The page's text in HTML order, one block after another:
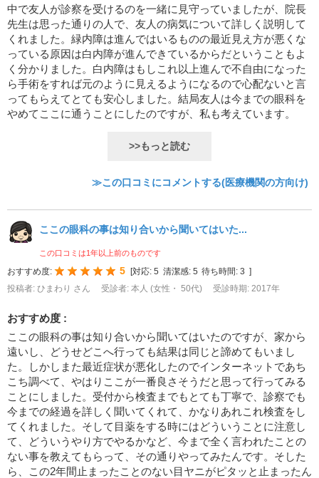
中で友人が診察を受けるのを一緒に見守っていましたが、院長
先生は思った通りの人で、友人の病気について詳しく説明して
くれました。緑内障は進んではいるものの最近見え方が悪くな
っている原因は白内障が進んできているからだということもよ
く分かりました。白内障はもしこれ以上進んで不自由になった
ら手術をすれば元のように見えるようになるので心配ないと言
ってもらえてとても安心しました。結局友人は今までの眼科を
やめてここに通うことにしたのですが、私も考えています。
>>もっと読む
≫この口コミにコメントする(医療機関の方向け)
ここの眼科の事は知り合いから聞いてはいた...
この口コミは1年以上前のものです
おすすめ度: 5 [対応: 5 清潔感: 5 待ち時間: 3 ]
投稿者: ひまわり さん
受診者: 本人 (女性・ 50代) 受診時期: 2017年
おすすめ度 :
ここの眼科の事は知り合いから聞いてはいたのですが、家から
遠いし、どうせどこへ行っても結果は同じと諦めてもいまし
た。しかしまた最近症状が悪化したのでインターネットであち
こち調べて、やはりここが一番良さそうだと思って行ってみる
ことにしました。受付から検査までもとても丁寧で、診察でも
今までの経過を詳しく聞いてくれて、かなりあれこれ検査をし
てくれました。そして目薬をする時にはどういうことに注意し
て、どういうやり方でやるかなど、今まで全く言われたことの
ない事を教えてもらって、その通りやってみたんです。そした
ら、この2年間止まったことのない目ヤニがピタッと止まったん